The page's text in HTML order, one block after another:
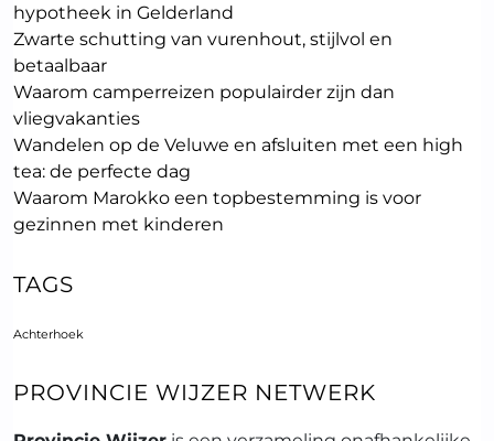
hypotheek in Gelderland
Zwarte schutting van vurenhout, stijlvol en
betaalbaar
Waarom camperreizen populairder zijn dan
vliegvakanties
Wandelen op de Veluwe en afsluiten met een high
tea: de perfecte dag
Waarom Marokko een topbestemming is voor
gezinnen met kinderen
TAGS
Achterhoek
PROVINCIE WIJZER NETWERK